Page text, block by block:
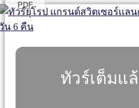
PDF
ทัวร์เต็มแ